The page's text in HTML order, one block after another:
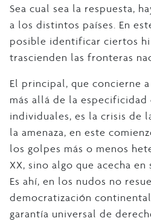
Sea cual sea la respuesta,
a los distintos países. En
posible identificar ciertos
trascienden las fronteras
El principal, que concierne
más allá de la especificidad
individuales, es la crisis de
la amenaza, en este
los golpes más o menos
XX, sino algo que acecha en
Es ahí, en los nudos no
democratización
garantía universal de